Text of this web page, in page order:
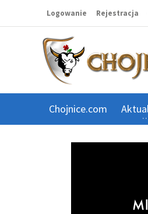
Logowanie Rejestracja
Chojnice.com